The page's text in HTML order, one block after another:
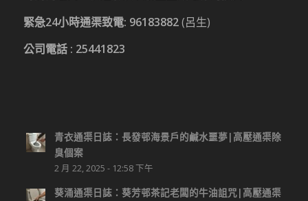
緊急24小時通渠致電: 96183882(呂生)
公司電話 : 25441823
青衣通渠日誌：長發邨海景戶的鹹水噩夢|高壓通渠除
臭個案
2 月 22, 2025 - 12:58 下午
葵涌通渠日誌：葵芳邨茶記老闆的牛油詛咒|高壓通渠